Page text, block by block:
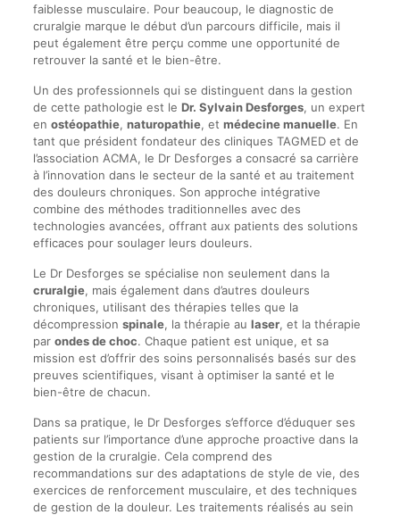
faiblesse musculaire. Pour beaucoup, le diagnostic de
cruralgie marque le début d’un parcours difficile, mais il
peut également être perçu comme une opportunité de
retrouver la santé et le bien-être.
Un des professionnels qui se distinguent dans la gestion
de cette pathologie est le Dr. Sylvain Desforges, un expert
en ostéopathie, naturopathie, et médecine manuelle. En
tant que président fondateur des cliniques TAGMED et de
l’association ACMA, le Dr Desforges a consacré sa carrière
à l’innovation dans le secteur de la santé et au traitement
des douleurs chroniques. Son approche intégrative
combine des méthodes traditionnelles avec des
technologies avancées, offrant aux patients des solutions
efficaces pour soulager leurs douleurs.
Le Dr Desforges se spécialise non seulement dans la
cruralgie, mais également dans d’autres douleurs
chroniques, utilisant des thérapies telles que la
décompression spinale, la thérapie au laser, et la thérapie
par ondes de choc. Chaque patient est unique, et sa
mission est d’offrir des soins personnalisés basés sur des
preuves scientifiques, visant à optimiser la santé et le
bien-être de chacun.
Dans sa pratique, le Dr Desforges s’efforce d’éduquer ses
patients sur l’importance d’une approche proactive dans la
gestion de la cruralgie. Cela comprend des
recommandations sur des adaptations de style de vie, des
exercices de renforcement musculaire, et des techniques
de gestion de la douleur. Les traitements réalisés au sein